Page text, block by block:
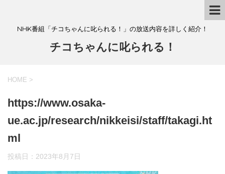
NHK番組「チコちゃんに叱られる！」の放送内容を詳しく紹介！
チコちゃんに叱られる！
HOME >
https://www.osaka-
ue.ac.jp/research/nikkeisi/staff/takagi.ht
ml
投稿日： 2023年8月7日